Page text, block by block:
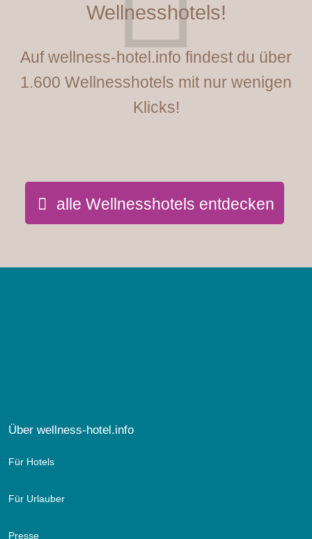
Wellnesshotels!
Auf wellness-hotel.info findest du über
1.600 Wellnesshotels mit nur wenigen
Klicks!
alle Wellnesshotels entdecken
Über wellness-hotel.info
Für Hotels
Für Urlauber
Presse